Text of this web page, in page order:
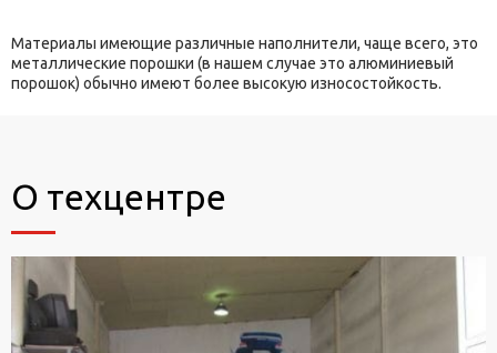
Материалы имеющие различные наполнители, чаще всего, это
металлические порошки (в нашем случае это алюминиевый
порошок) обычно имеют более высокую износостойкость.
О техцентре